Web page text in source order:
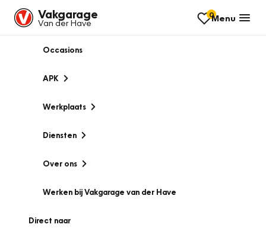
Vakgarage
Van der Have
0Menu
Occasions
APK
Werkplaats
Diensten
Over ons
Werken bij Vakgarage van der Have
Direct naar